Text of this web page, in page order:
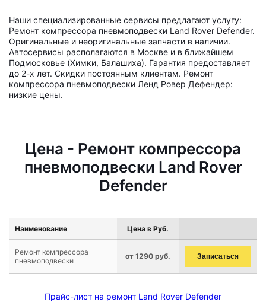
Наши специализированные сервисы предлагают услугу:
Ремонт компрессора пневмоподвески Land Rover Defender.
Оригинальные и неоригинальные запчасти в наличии.
Автосервисы располагаются в Москве и в ближайшем
Подмосковье (Химки, Балашиха). Гарантия предоставляет
до 2-х лет. Скидки постоянным клиентам. Ремонт
компрессора пневмоподвески Ленд Ровер Дефендер:
низкие цены.
Цена - Ремонт компрессора
пневмоподвески Land Rover
Defender
Наименование Цена в Руб.
Ремонт компрессора
пневмоподвески
от 1290 руб. Записаться
Прайс-лист на ремонт Land Rover Defender